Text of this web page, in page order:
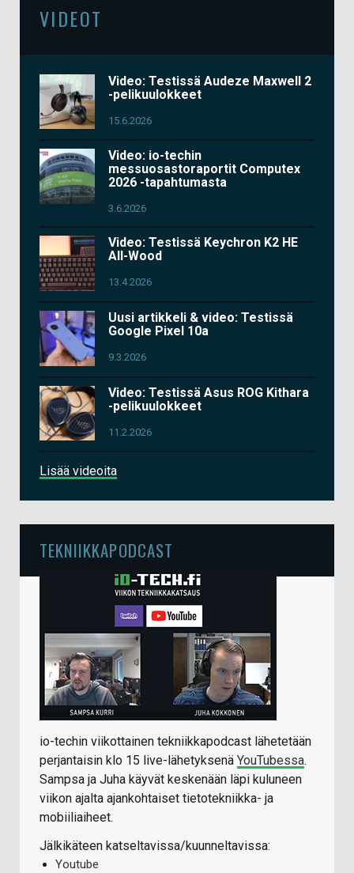
VIDEOT
Video: Testissä Audeze Maxwell 2
-pelikuulokkeet
15.6.2026
Video: io-techin
messuosastoraportit Computex
2026 -tapahtumasta
3.6.2026
Video: Testissä Keychron K2 HE
All-Wood
13.4.2026
Uusi artikkeli & video: Testissä
Google Pixel 10a
9.3.2026
Video: Testissä Asus ROG Kithara
-pelikuulokkeet
11.2.2026
Lisää videoita
TEKNIIKKAPODCAST
io-techin viikottainen tekniikkapodcast lähetetään
perjantaisin klo 15 live-lähetyksenä YouTubessa.
Sampsa ja Juha käyvät keskenään läpi kuluneen
viikon ajalta ajankohtaiset tietotekniikka- ja
mobiiliaiheet.
Jälkikäteen katseltavissa/kuunneltavissa:
Youtube